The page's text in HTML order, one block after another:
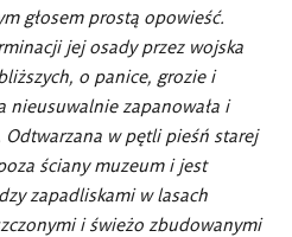
głosem prostą opowieść.
jej osady przez wojska
o panice, grozie i
nieusuwalnie zapanowała i
Odtwarzana w pętli pieśń starej
ściany muzeum i jest
zapadliskami w lasach
i świeżo zbudowanymi